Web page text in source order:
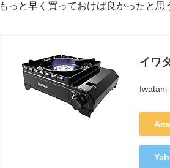
もっと早く買っておけば良かったと
イワ
Iwatani